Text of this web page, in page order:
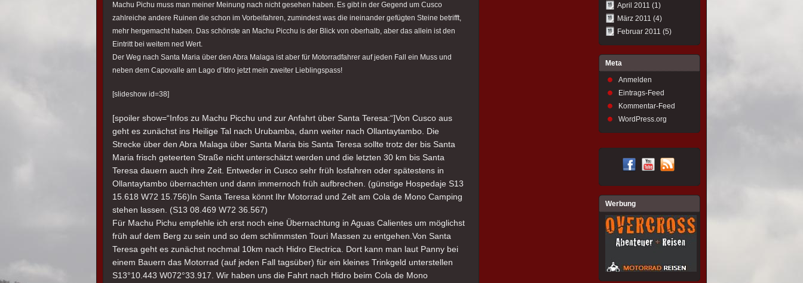
Machu Pichu muss man meiner Meinung nach nicht gesehen haben. Es gibt in der Gegend um Cusco
zahlreiche andere Ruinen die schon im Vorbeifahren, zumindest was die ineinander gefügten Steine betrifft,
mehr hergemacht haben. Das schönste an Machu Picchu is der Blick von oberhalb, aber das allein ist den
Eintritt bei weitem ned Wert.
Der Weg nach Santa Maria über den Abra Malaga ist aber für Motorradfahrer auf jeden Fall ein Muss und
neben dem Capovalle am Lago d’Idro jetzt mein zweiter Lieblingspass!
[slideshow id=38]
[spoiler show=“Infos zu Machu Picchu und zur Anfahrt über Santa Teresa:“]Von Cusco aus
geht es zunächst ins Heilige Tal nach Urubamba, dann weiter nach Ollantaytambo. Die
Strecke über den Abra Malaga über Santa Maria bis Santa Teresa sollte trotz der bis Santa
Maria frisch geteerten Straße nicht unterschätzt werden und die letzten 30 km bis Santa
Teresa dauern auch ihre Zeit. Entweder in Cusco sehr früh losfahren oder spätestens in
Ollantaytambo übernachten und dann immernoch früh aufbrechen. (günstige Hospedaje S13
15.618 W72 15.756)In Santa Teresa könnt Ihr Motorrad und Zelt am Cola de Mono Camping
stehen lassen. (S13 08.469 W72 36.567)
Für Machu Pichu empfehle ich erst noch eine Übernachtung in Aguas Calientes um möglichst
früh auf dem Berg zu sein und so dem schlimmsten Touri Massen zu entgehen.Von Santa
Teresa geht es zunächst nochmal 10km nach Hidro Electrica. Dort kann man laut Panny bei
einem Bauern das Motorrad (auf jeden Fall tagsüber) für ein kleines Trinkgeld unterstellen
S13°10.443 W072°33.917. Wir haben uns die Fahrt nach Hidro beim Cola de Mono
April 2011 (1)
März 2011 (4)
Februar 2011 (5)
Meta
Anmelden
Eintrags-Feed
Kommentar-Feed
WordPress.org
Werbung